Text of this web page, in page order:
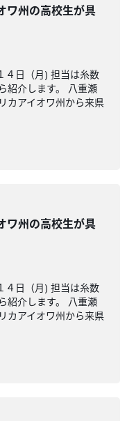
ワ州の高校生が具
日（月) 担当は糸数
紹介します。 八重瀬
カアイオワ州から来県
ワ州の高校生が具
日（月) 担当は糸数
紹介します。 八重瀬
カアイオワ州から来県